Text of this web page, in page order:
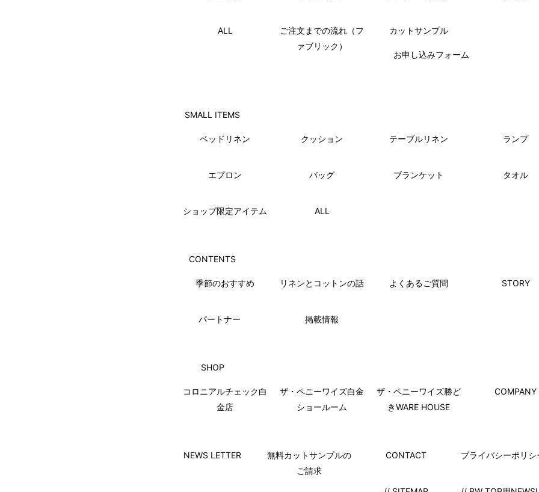
ALL
ご注文までの流れ（フ
ァブリック）
カットサンプル
お申し込みフォーム
SMALL ITEMS
ベッドリネン クッション テーブルリネン ランプ
エプロン バッグ ブランケット タオル
ショップ限定アイテム ALL
CONTENTS
季節のおすすめ リネンとコットンの話 よくあるご質問 STORY
パートナー 掲載情報
SHOP
コロニアルチェック白
金店
ザ・ペニーワイズ白金
ショールーム
ザ・ペニーワイズ勝ど
きWARE HOUSE
COMPANY
NEWS LETTER
無料カットサンプルの
ご請求
CONTACT プライバシーポリシ